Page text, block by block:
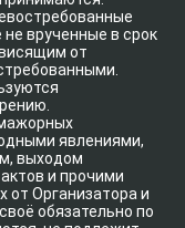
врученные в срок
от
явлениями,
выходом
и прочими
от Организатора и
обязательно по